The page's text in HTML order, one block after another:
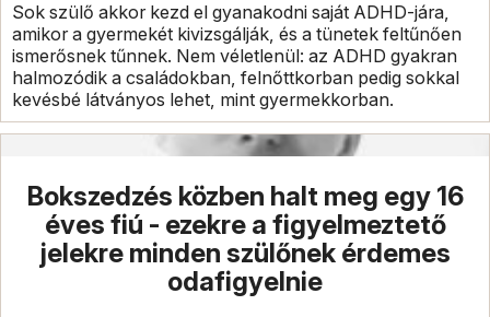
Sok szülő akkor kezd el gyanakodni saját ADHD-jára,
amikor a gyermekét kivizsgálják, és a tünetek feltűnően
ismerősnek tűnnek. Nem véletlenül: az ADHD gyakran
halmozódik a családokban, felnőttkorban pedig sokkal
kevésbé látványos lehet, mint gyermekkorban.
Bokszedzés közben halt meg egy 16
éves fiú - ezekre a figyelmeztető
jelekre minden szülőnek érdemes
odafigyelnie